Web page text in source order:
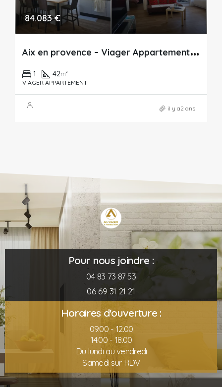
84.083 €
A
ix en provence – Viager Appartement – 42m²
1 42m²
VIAGER APPARTEMENT
il y a2 ans
Pour nous joindre :
04 83 73 87 53
06 69 31 21 21
Horaires d'ouverture :
09.00 - 12.00
14.00 - 18.00
Du lundi au vendredi
Samedi sur RDV